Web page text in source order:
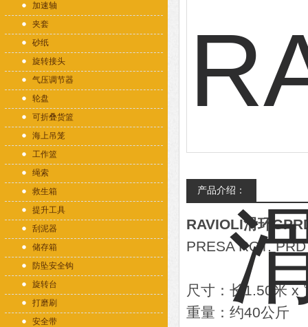
加速轴
夹套
砂纸
旋转接头
气压调节器
轮盘
可折叠货篮
海上吊笼
工作篮
绳索
救生箱
提升工具
刮泥器
储存箱
防坠安全钩
旋转台
打磨刷
安全带
产品介绍：
RAVIOLI滑环
PRESA ROT.
尺寸：长1.50米 x
重量：约40公斤